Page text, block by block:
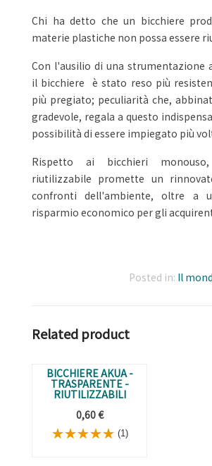
Chi ha detto che un bicchiere
materie plastiche non possa essere
Con l'ausilio di una strumentazione
il bicchiere è stato reso più
più pregiato; peculiarità che,
gradevole, regala a questo
possibilità di essere impiegato più
Rispetto ai bicchieri
riutilizzabile promette un
confronti dell'ambiente, oltre a
risparmio economico per gli
Posted in: Il
Related product
BICCHIERE AKUA -
TRASPARENTE -
RIUTILIZZABILI
0,60 €
(1)